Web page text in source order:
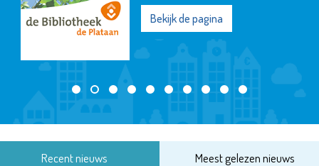
Bekijk de pagina
Recent nieuws Meest gelezen nieuws